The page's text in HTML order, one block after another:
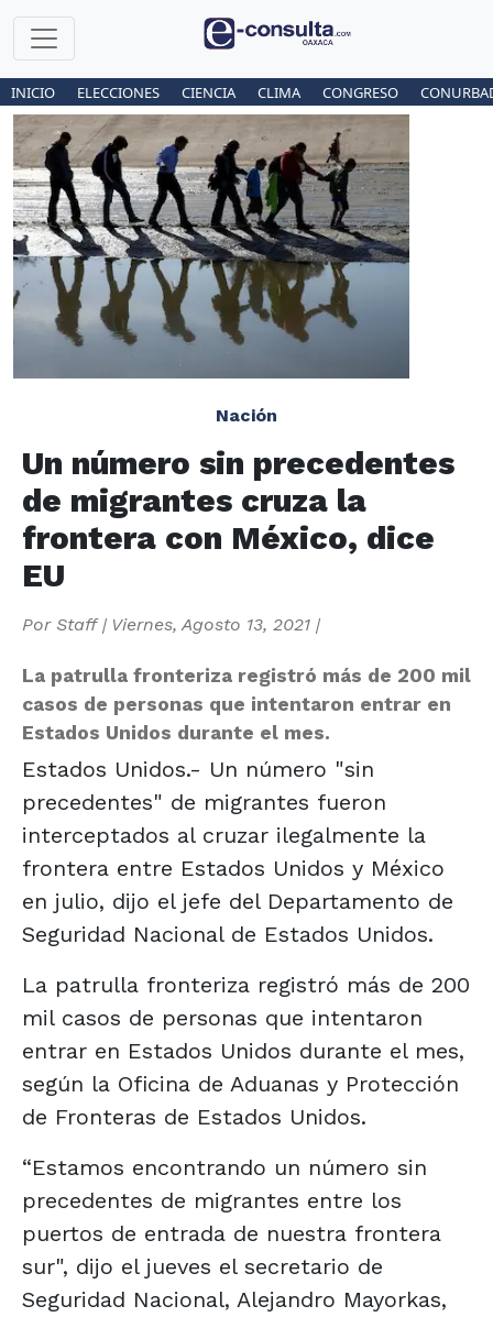
INICIO ELECCIONES CIENCIA CLIMA CONGRESO
Nación
Un número sin precedentes
de migrantes cruza la
frontera con México, dice
EU
Por Staff| Viernes, Agosto 13, 2021 |
La patrulla fronteriza registró más de 200 mil
casos de personas que intentaron entrar en
Estados Unidos durante el mes.
Estados Unidos.- Un número "sin
precedentes" de migrantes fueron
interceptados al cruzar ilegalmente la
frontera entre Estados Unidos y México
en julio, dijo el jefe del Departamento de
Seguridad Nacional de Estados Unidos.
La patrulla fronteriza registró más de 200
mil casos de personas que intentaron
entrar en Estados Unidos durante el mes,
según la Oficina de Aduanas y Protección
de Fronteras de Estados Unidos.
“Estamos encontrando un número sin
precedentes de migrantes entre los
puertos de entrada de nuestra frontera
sur", dijo el jueves el secretario de
Seguridad Nacional, Alejandro Mayorkas,